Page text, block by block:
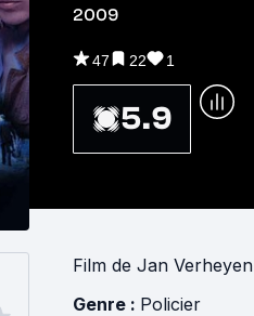
2009
47 22 1
5.9
Film de Jan Verheyen
Genre : Policier